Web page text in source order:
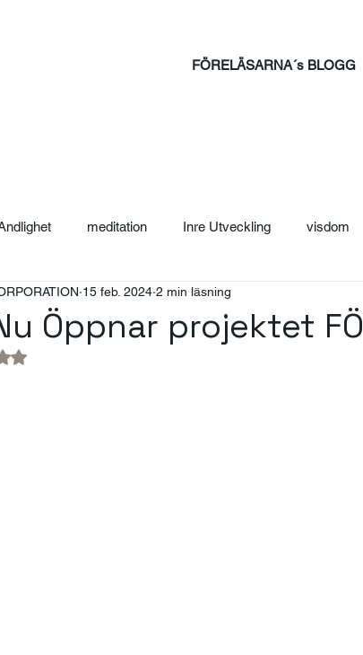
FÖRELÄSARNA´s BLOGG
meditation Inre Utveckling visdom
Case Sales Bootcamp Säljträning
- Blogg
Öppnar projektet
15 feb. 2024 2 min läsning
till NaN av 5 stjärnor.